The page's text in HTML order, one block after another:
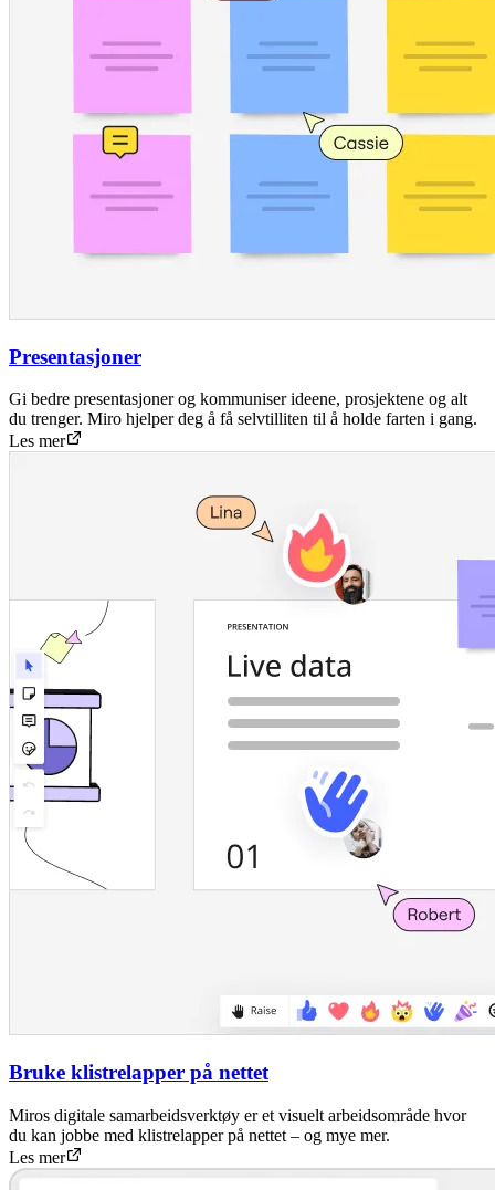
Presentasjoner
Gi bedre presentasjoner og kommuniser ideene, prosjektene og alt
du trenger. Miro hjelper deg å få selvtilliten til å holde farten i gang.
Les mer
Bruke klistrelapper på nettet
Miros digitale samarbeidsverktøy er et visuelt arbeidsområde hvor
du kan jobbe med klistrelapper på nettet – og mye mer.
Les mer